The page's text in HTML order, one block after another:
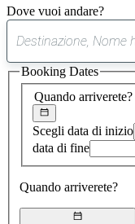
Dove vuoi andare?
Quando arriverete?
Scegli data di inizio
data di fine
Quando arriverete?
Booking Dates